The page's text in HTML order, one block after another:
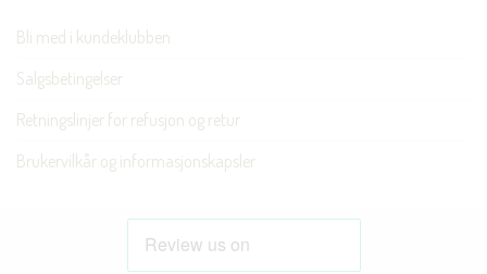
Bli med i kundeklubben
Salgsbetingelser
Retningslinjer for refusjon og retur
Brukervilkår og informasjonskapsler